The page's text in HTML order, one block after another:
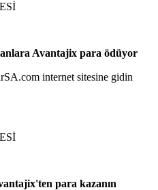
Avantajix para ödüyor
internet sitesine gidin
para kazanın